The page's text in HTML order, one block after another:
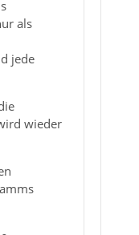
als
jede
wieder